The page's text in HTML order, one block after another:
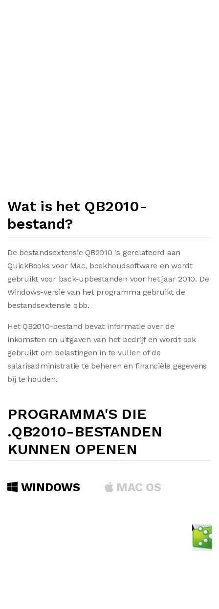
Wat is het QB2010-
bestand?
De bestandsextensie QB2010 is gerelateerd aan
QuickBooks voor Mac, boekhoudsoftware en wordt
gebruikt voor back-upbestanden voor het jaar 2010. De
Windows-versie van het programma gebruikt de
bestandsextensie qbb.
Het QB2010-bestand bevat informatie over de
inkomsten en uitgaven van het bedrijf en wordt ook
gebruikt om belastingen in te vullen of de
salarisadministratie te beheren en financiële gegevens
bij te houden.
PROGRAMMA'S DIE
.QB2010-BESTANDEN
KUNNEN OPENEN
WINDOWS MAC OS